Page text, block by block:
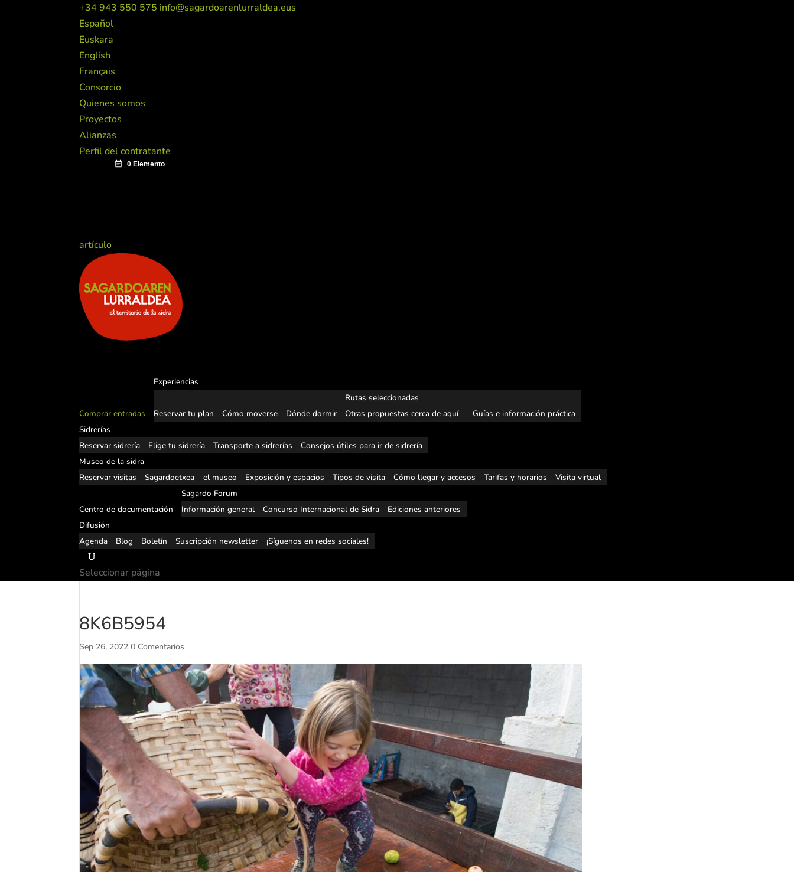
+34 943 550 575 info@sagardoarenlurraldea.eus
Español
Euskara
English
Français
Consorcio
Quienes somos
Proyectos
Alianzas
Perfil del contratante
artículo
Comprar entradas
Experiencias
Reservar tu plan Cómo moverse Dónde dormir
Rutas seleccionadas
Otras propuestas cerca de aquí
Guías e información práctica
Sidrerías
Reservar sidrería
Elige tu sidrería Transporte a sidrerías
Consejos útiles para ir de sidrería
Museo de la sidra
Reservar visitas
Sagardoetxea – el museo Exposición y espacios Tipos de visita Cómo llegar y accesos Tarifas y horarios Visita virtual
Centro de documentación
Sagardo Forum
Información general
Concurso Internacional de Sidra
Ediciones anteriores
Difusión
Agenda
Blog Boletín Suscripción newsletter ¡Síguenos en redes sociales!
Seleccionar página
8K6B5954
Sep 26, 2022 0 Comentarios